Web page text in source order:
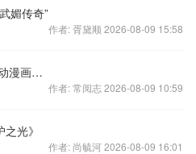
媚传奇”
作者: 胥黛顺 2026-08-09 15:58
《守护之光》亮相动漫展 要与动漫画质一较高下
作者: 常阅志 2026-08-09 10:59
光》
作者: 尚毓河 2026-08-09 16:01